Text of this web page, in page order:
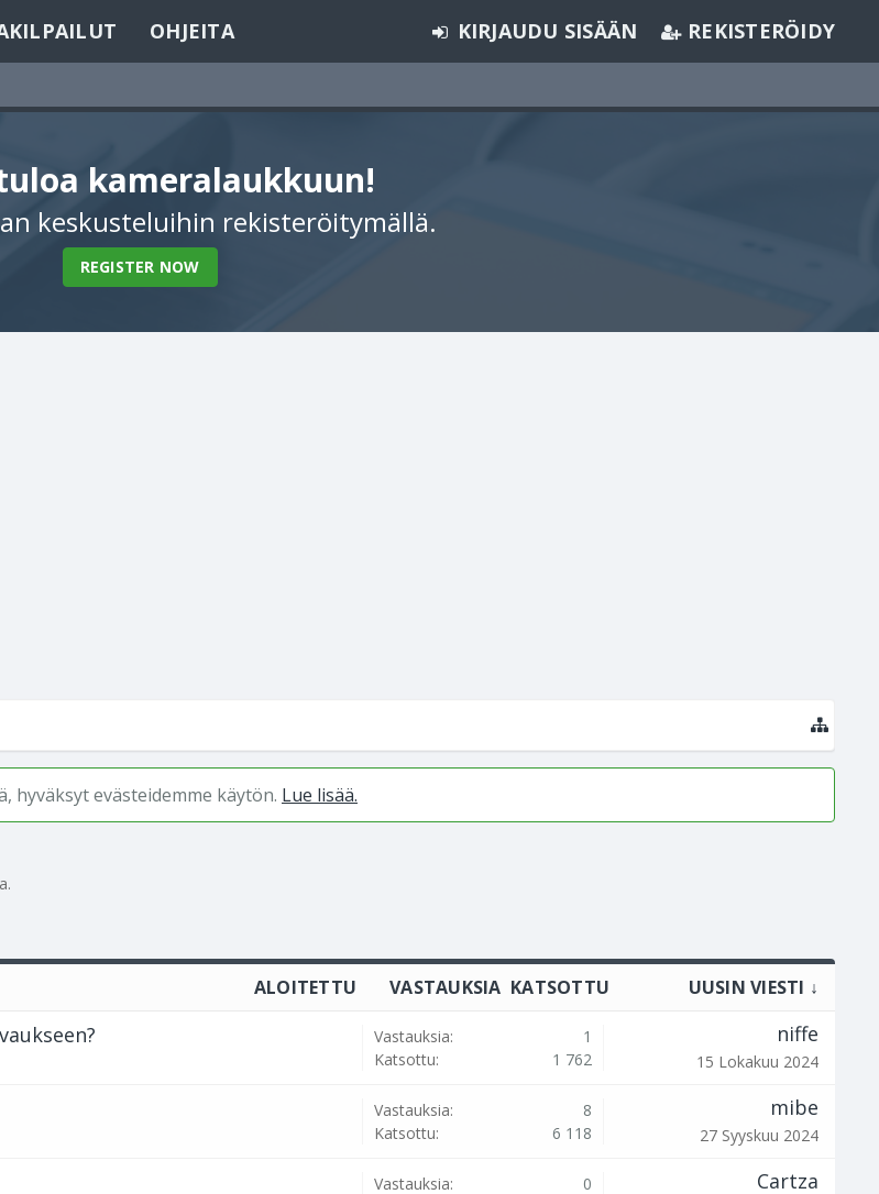
OHJEITA KIRJAUDU SISÄÄN REKISTERÖIDY
kameralaukkuun!
keskusteluihin rekisteröitymällä.
REGISTER NOW
hyväksyt evästeidemme käytön. Lue lisää.
ALOITETTU VASTAUKSIA KATSOTTU UUSIN VIESTI ↓
Vastauksia:
1
Katsottu:
1 762
niffe
15 Lokakuu 2024
Vastauksia:
8
Katsottu:
6 118
mibe
27 Syyskuu 2024
Vastauksia:
0
Cartza